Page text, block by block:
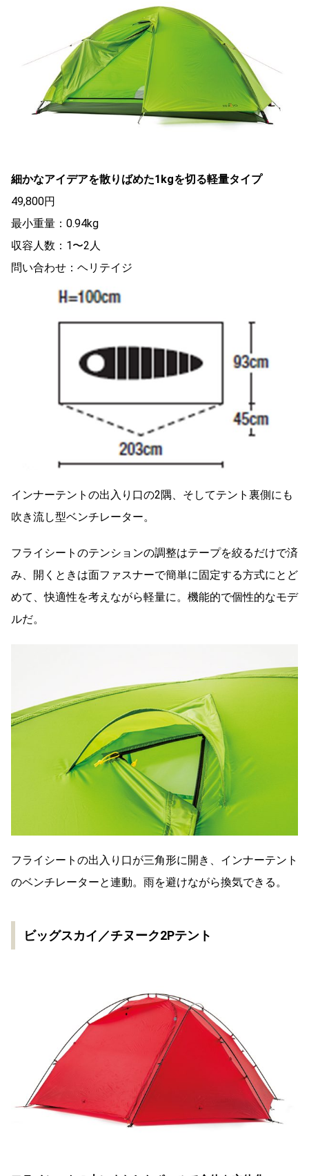
細かなアイデアを散りばめた1kgを切る軽量タイプ
49,800円
最小重量：0.94kg
収容人数：1〜2人
問い合わせ：ヘリテイジ
インナーテントの出入り口の2隅、そしてテント裏側にも
吹き流し型ベンチレーター。
フライシートのテンションの調整はテープを絞るだけで済
み、開くときは面ファスナーで簡単に固定する方式にとど
めて、快適性を考えながら軽量に。機能的で個性的なモデ
ルだ。
フライシートの出入り口が三角形に開き、インナーテント
のベンチレーターと連動。雨を避けながら換気できる。
ビッグスカイ／チヌーク2Pテント